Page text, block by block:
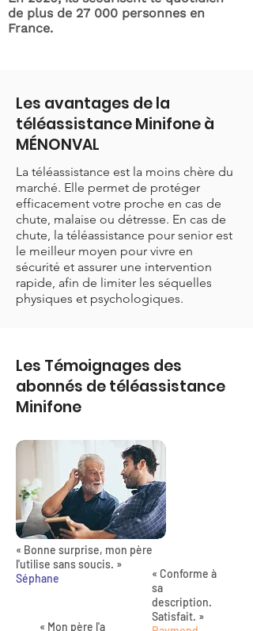
de plus de 27 000 personnes en
France.
Les avantages de la
téléassistance Minifone à
MÉNONVAL
La téléassistance est la moins chère du
marché. Elle permet de protéger
efficacement votre proche en cas de
chute, malaise ou détresse. En cas de
chute, la téléassistance pour senior est
le meilleur moyen pour vivre en
sécurité et assurer une intervention
rapide, afin de limiter les séquelles
physiques et psychologiques.
Les Témoignages des
abonnés de téléassistance
Minifone
« Bonne surprise, mon père
l'utilise sans soucis. »
Séphane
« Mon père l'a
« Conforme à
sa
description.
Satisfait. »